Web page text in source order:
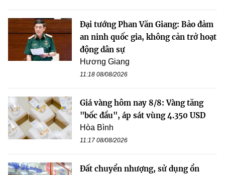
Đại tướng Phan Văn Giang: Bảo đảm
an ninh quốc gia, không cản trở hoạt
động dân sự
Hương Giang
11:18 08/08/2026
Giá vàng hôm nay 8/8: Vàng tăng
"bốc đầu", áp sát vùng 4.350 USD
Hòa Bình
11:17 08/08/2026
Đất chuyển nhượng, sử dụng ổn